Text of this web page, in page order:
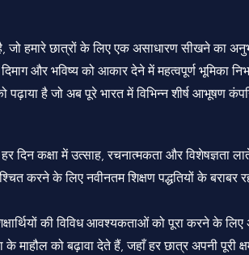
जो हमारे छात्रों के लिए एक असाधारण सीखने का
और भविष्य को आकार देने में महत्वपूर्ण भूमिका
है जो अब पूरे भारत में विभिन्न शीर्ष आभूषण
दिन कक्षा में उत्साह, रचनात्मकता और विशेषज्ञता
करने के लिए नवीनतम शिक्षण पद्धतियों के बराबर
की विविध आवश्यकताओं को पूरा करने के लिए
को बढ़ावा देते हैं, जहाँ हर छात्र अपनी पूरी